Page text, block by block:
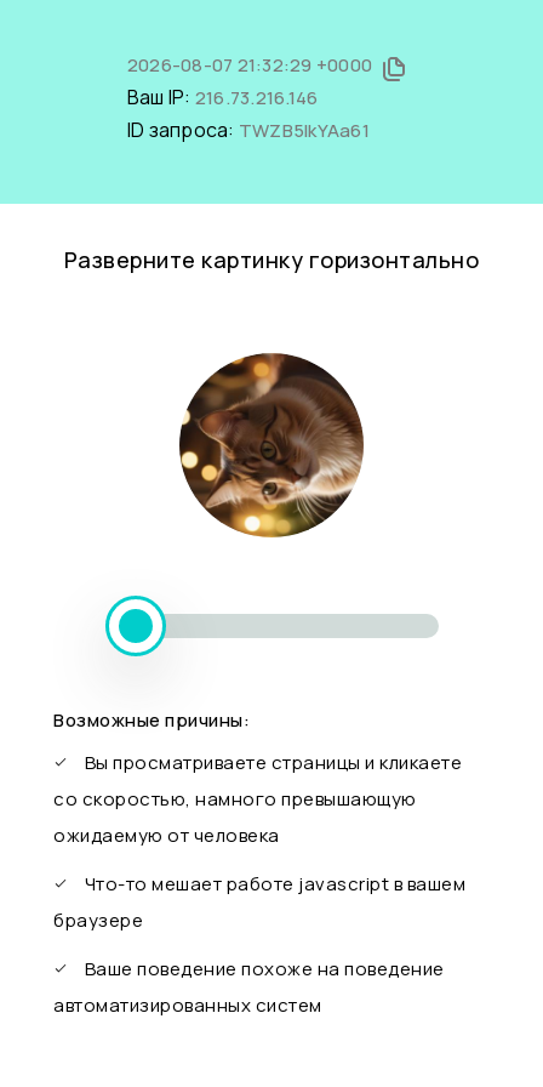
2026-08-07 21:32:29 +0000
Ваш IP: 216.73.216.146
ID запроса: TWZB5IkYAa61
Разверните картинку горизонтально
Возможные причины:
Вы просматриваете страницы и кликаете
со скоростью, намного превышающую
ожидаемую от человека
Что-то мешает работе javascript в вашем
браузере
Ваше поведение похоже на поведение
автоматизированных систем